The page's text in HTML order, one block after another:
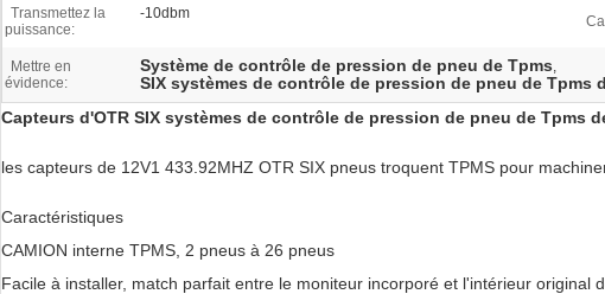
Transmettez la
puissance:
-10dbm
Mettre en
évidence:
Système de contrôle de pression de pneu de Tpms,
SIX systèmes de contrôle de pression de pneu de Tpms
Capteurs d'OTR SIX systèmes de contrôle de pression de pneu de Tpms
les capteurs de 12V1 433.92MHZ OTR SIX pneus troquent TPMS pour
Caractéristiques
CAMION interne TPMS, 2 pneus à 26 pneus
Facile à installer, match parfait entre le moniteur incorporé et l'intérieur original